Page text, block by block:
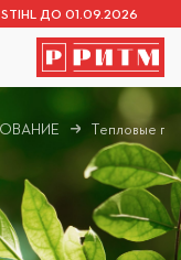
ДО 01.09.2026
Тепловые